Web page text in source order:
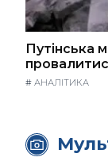
Путінська
# АНАЛІТИКА